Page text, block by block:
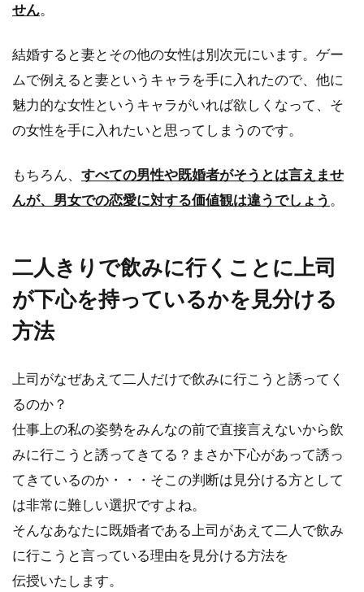
せん。
結婚すると妻とその他の女性は別次元にいます。ゲー
ムで例えると妻というキャラを手に入れたので、他に
魅力的な女性というキャラがいれば欲しくなって、そ
の女性を手に入れたいと思ってしまうのです。
もちろん、 すべての男性や既婚者がそうとは言えませ
んが、男女での恋愛に対する価値観は違うでしょう 。
二人きりで飲みに行くことに上司
が下心を持っているかを見分ける
方法
上司がなぜあえて二人だけで飲みに行こうと誘ってく
るのか？
仕事上の私の姿勢をみんなの前で直接言えないから飲
みに行こうと誘ってきてる？まさか下心があって誘っ
てきているのか・・・そこの判断は見分ける方として
は非常に難しい選択ですよね。
そんなあなたに既婚者である上司があえて二人で飲み
に行こうと言っている理由を見分ける方法を
伝授いたします。